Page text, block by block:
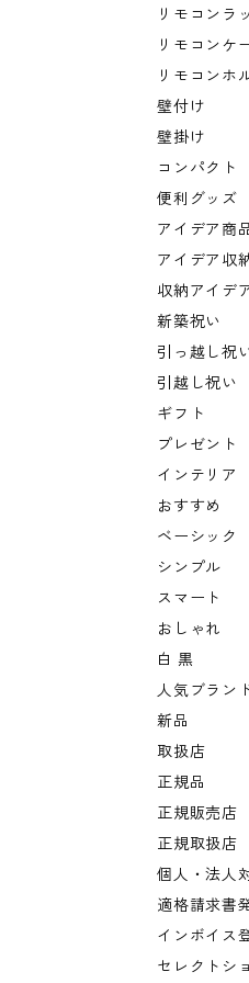
リモコンラ
リモコンケ
リモコンホ
壁付け
壁掛け
コンパクト
便利グッズ
アイデア商
アイデア収
収納アイデ
新築祝い
引っ越し祝
引越し祝い
ギフト
プレゼント
インテリア
おすすめ
ベーシック
シンプル
スマート
おしゃれ
白 黒
人気ブラン
新品
取扱店
正規品
正規販売店
正規取扱店
個人・法人
適格請求書
インボイス
セレクトシ